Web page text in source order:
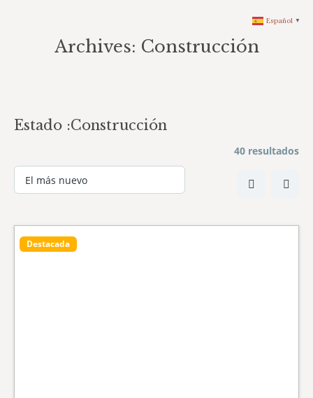
Archives: Construcción
Estado :Construcción
40 resultados
Destacada
Español ▼